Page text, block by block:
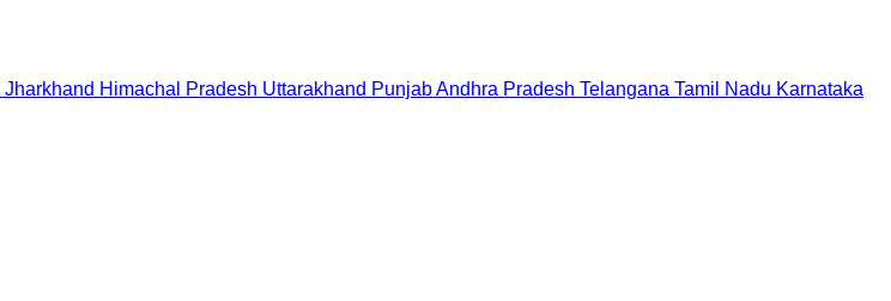
Jharkhand Himachal Pradesh Uttarakhand PunjabAndhra Pradesh Telangana Tamil Nadu Karnataka